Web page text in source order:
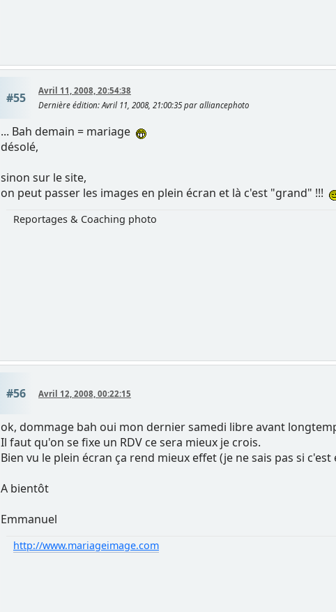
#55
Avril 11, 2008, 20:54:38
Dernière édition: Avril 11, 2008, 21:00:35 par alliancephoto
... Bah demain = mariage
désolé,
sinon sur le site,
on peut passer les images en plein écran et là c'est "grand" !!!
Reportages & Coaching photo
#56 Avril 12, 2008, 00:22:15
ok, dommage bah oui mon dernier samedi libre avant
Il faut qu'on se fixe un RDV ce sera mieux je crois.
Bien vu le plein écran ça rend mieux effet (je ne sais pas si
A bientôt
Emmanuel
http://www.mariageimage.com